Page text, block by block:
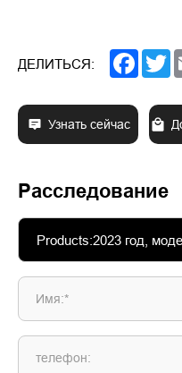
ДЕЛИТЬСЯ:
Узнать сейчас
Расследование
Имя:*
телефон: